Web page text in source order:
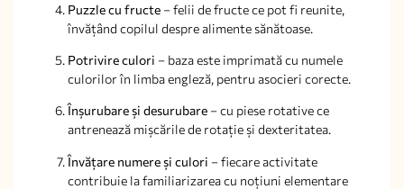
Puzzle cu fructe – felii de fructe ce pot fi reunite,
învățând copilul despre alimente sănătoase.
Potrivire culori – baza este imprimată cu numele
culorilor în limba engleză, pentru asocieri corecte.
Înșurubare și desurubare – cu piese rotative ce
antrenează mișcările de rotație și dexteritatea.
Învățare numere și culori – fiecare activitate
contribuie la familiarizarea cu noțiuni elementare